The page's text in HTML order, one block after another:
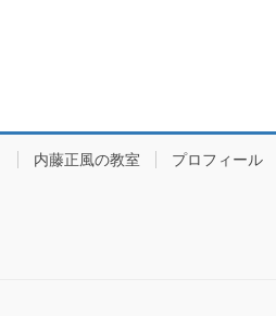
内藤正風の教室 プロフィール